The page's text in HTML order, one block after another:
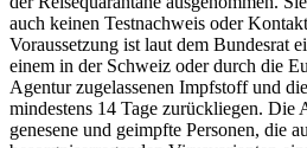
auch keinen Testnachweis oder
Voraussetzung ist laut dem Bundesrat
einem in der Schweiz oder durch die
Agentur zugelassenen Impfstoff und
mindestens 14 Tage zurückliegen. Die
genesene und geimpfte Personen, die